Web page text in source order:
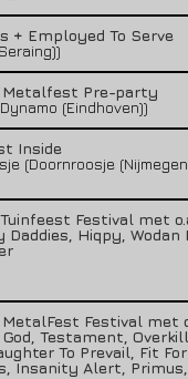
+ Employed To Serve
Metalfest Pre-party
(Eindhoven))
Inside
(Doornroosje
Festival met
Daddies, Hiqpy, Wodan
Festival met
Testament,
To Prevail, Fit
Insanity Alert,